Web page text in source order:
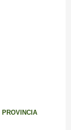
PROVINCIA